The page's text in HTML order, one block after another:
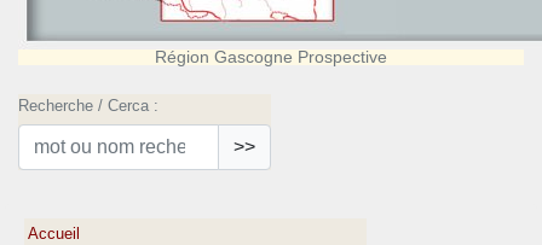
Région Gascogne Prospective
Recherche / Cerca :
>>
Accueil